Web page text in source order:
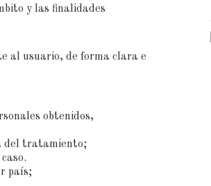
y las finalidades
al usuario, de forma clara e
obtenidos,
del tratamiento;
país;